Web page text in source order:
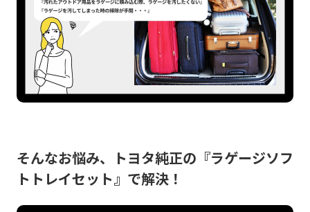
そんなお悩み、トヨタ純正の『ラゲージソフ
トトレイセット』で解決！